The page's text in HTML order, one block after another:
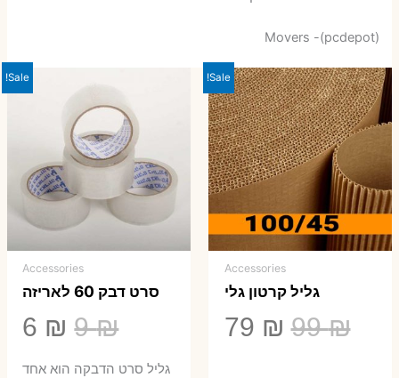
Movers -(pcdepot)
Sale!
Accessories
גליל קרטון גלי
99₪
המחיר
79 ₪
הנוכחי
Sale!
Accessories
סרט דבק 60 לאריזה
9₪
6 ₪
גליל סרט הדבקה הוא אחד